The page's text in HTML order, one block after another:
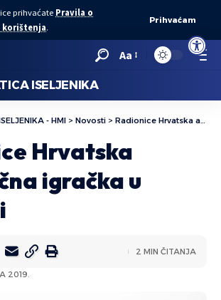
Open
prihvaćate Pravila o
korištenja.
Prihvaćam
Aa
ISELJENIKA
- HMI > Novosti > Radionice Hrvatska autentična igračka u Subotici
Hrvatska
igračka u
2019.
2 MIN ČITANJA